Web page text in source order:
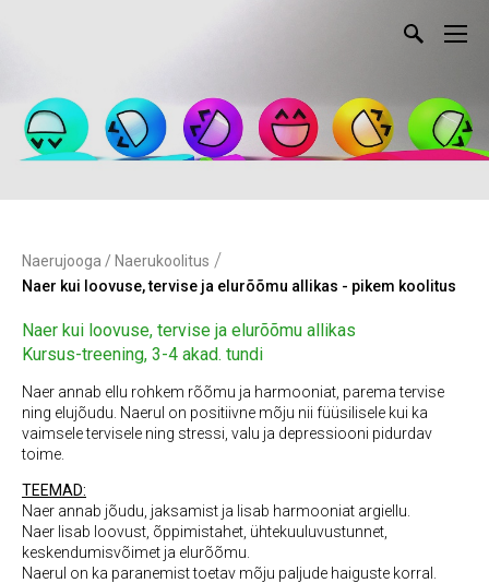
Naerujooga / Naerukoolitus /
Naer kui loovuse, tervise ja elurõõmu allikas - pikem koolitus
Naer kui loovuse, tervise ja elurõõmu allikas
Kursus-treening, 3-4 akad. tundi
Naer annab ellu rohkem rõõmu ja harmooniat, parema tervise
ning elujõudu. Naerul on positiivne mõju nii füüsilisele kui ka
vaimsele tervisele ning stressi, valu ja depressiooni pidurdav
toime.
TEEMAD:
Naer annab jõudu, jaksamist ja lisab harmooniat argiellu.
Naer lisab loovust, õppimistahet, ühtekuuluvustunnet,
keskendumisvõimet ja elurõõmu.
Naerul on ka paranemist toetav mõju paljude haiguste korral.